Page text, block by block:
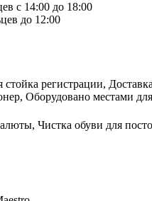
с 14:00 до 18:00
до 12:00
регистрации,
Оборудовано местами
Чистка обуви для